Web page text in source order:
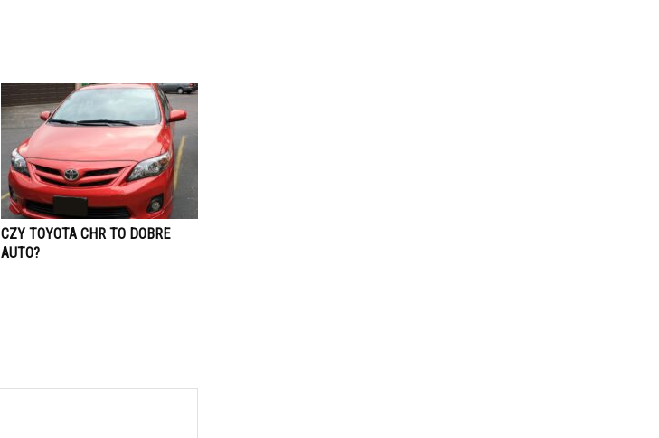
CZY TOYOTA CHR TO DOBRE
AUTO?